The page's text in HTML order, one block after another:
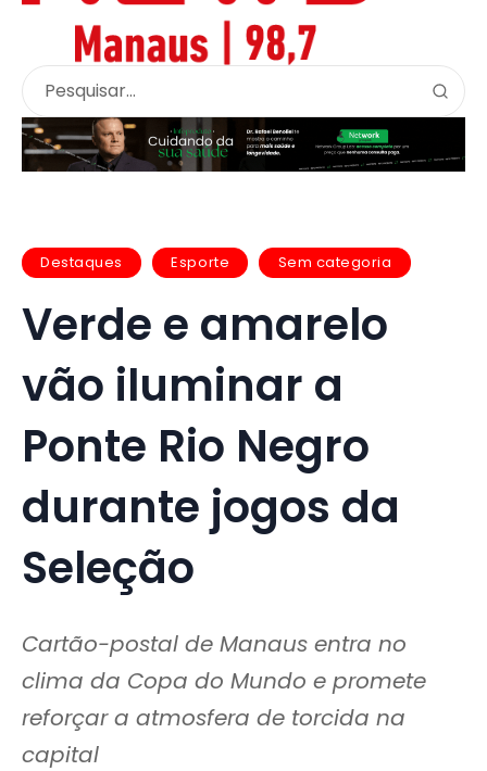
Destaques Esporte Sem categoria
Verde e amarelo
vão iluminar a
Ponte Rio Negro
durante jogos da
Seleção
Cartão-postal de Manaus entra no
clima da Copa do Mundo e promete
reforçar a atmosfera de torcida na
capital